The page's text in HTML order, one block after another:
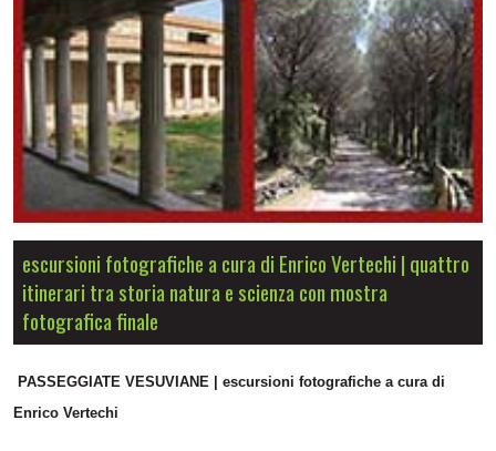
escursioni fotografiche a cura di Enrico Vertechi | quattro
itinerari tra storia natura e scienza con mostra
fotografica finale
PASSEGGIATE VESUVIANE | escursioni fotografiche a cura di
Enrico Vertechi